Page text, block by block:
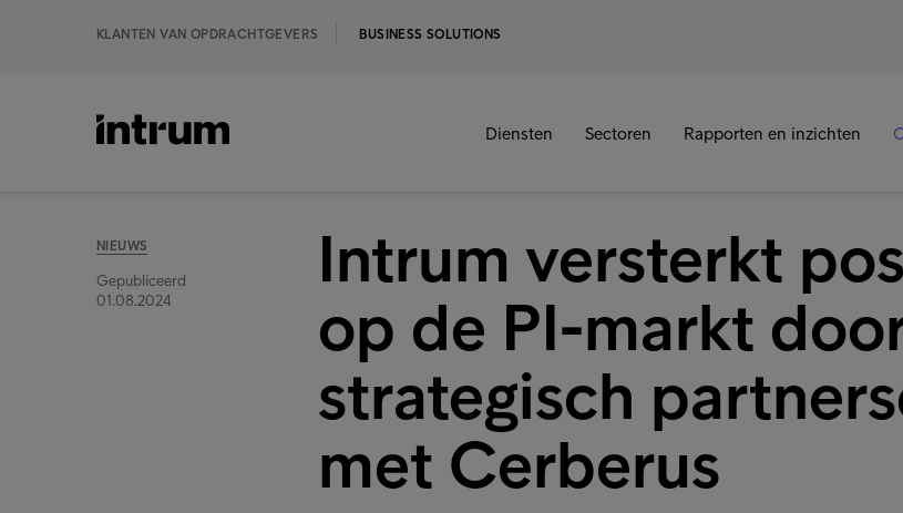
KLANTEN VAN OPDRACHTGEVERS BUSINESS SOLUTIONS
Diensten Sectoren Rapporten en inzichten
NIEUWS
Gepubliceerd
01.08.2024
Intrum versterkt
op de PI-markt
strategisch
met Cerberus